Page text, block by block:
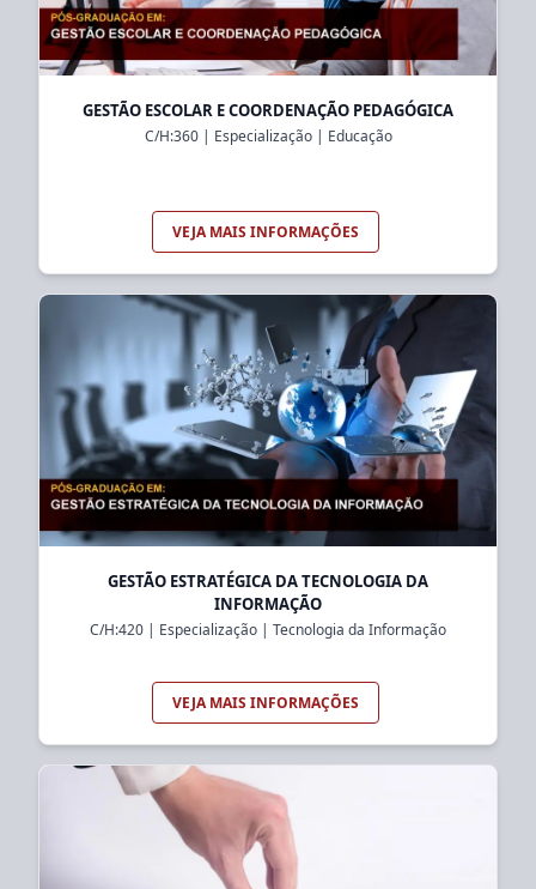
GESTÃO ESCOLAR E COORDENAÇÃO PEDAGÓGICA
C/H:360| Especialização| Educação
VEJA MAIS INFORMAÇÕES
GESTÃO ESTRATÉGICA DA TECNOLOGIA DA
INFORMAÇÃO
C/H:420 | Especialização | Tecnologia da Informação
VEJA MAIS INFORMAÇÕES